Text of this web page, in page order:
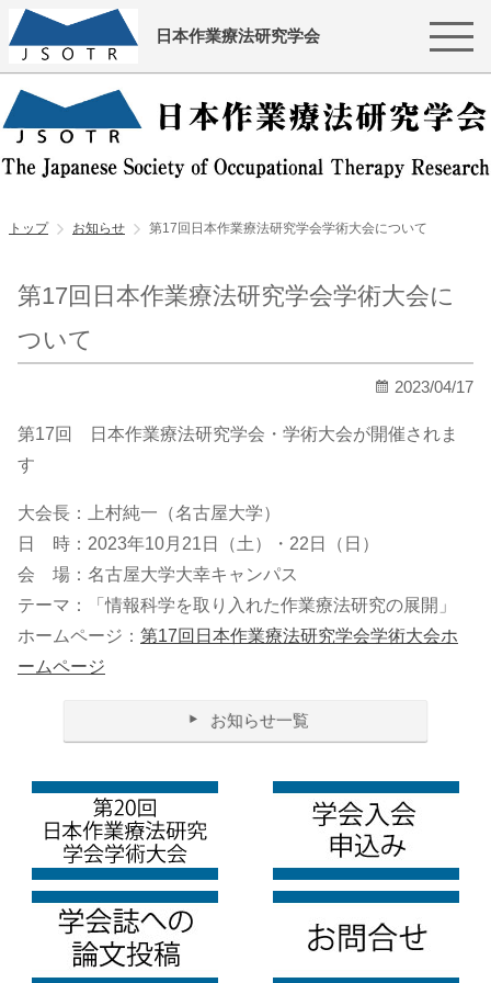
日本作業療法研究学会
トップ お知らせ 第17回日本作業療法研究学会学術大会について
第17回日本作業療法研究学会学術大会に
ついて
2023/04/17
第17回 日本作業療法研究学会・学術大会が開催されま
す
大会長：上村純一（名古屋大学）
日 時：2023年10月21日（土）・22日（日）
会 場：名古屋大学大幸キャンパス
テーマ：「情報科学を取り入れた作業療法研究の展開」
ホームページ： 第17回日本作業療法研究学会学術大会ホ
ームページ
お知らせ一覧